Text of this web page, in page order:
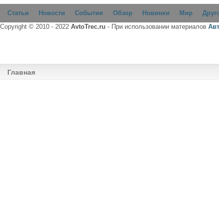
Статьи Новости События Обзор Новинки Мир
Copyright © 2010 - 2022 AvtoTrec.ru - При использовании материалов
Главная